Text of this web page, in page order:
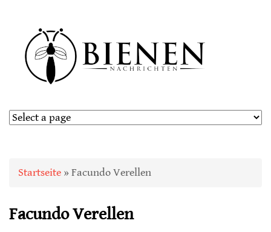
Sie sind hier
Startseite » Facundo Verellen
Facundo Verellen